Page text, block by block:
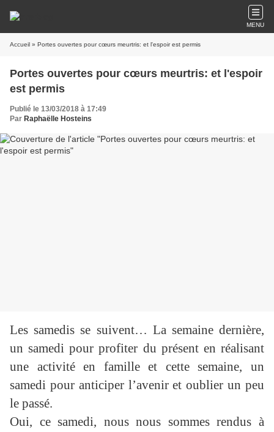
MENU
Accueil » Portes ouvertes pour cœurs meurtris: et l'espoir est permis
Portes ouvertes pour cœurs meurtris: et l'espoir
est permis
Publié le 13/03/2018 à 17:49
Par Raphaëlle Hosteins
Les samedis se suivent… La semaine dernière,
un samedi pour profiter du présent en réalisant
une activité en famille et cette semaine, un
samedi pour anticiper l’avenir et oublier un peu
le passé.
Oui, ce samedi, nous nous sommes rendus à